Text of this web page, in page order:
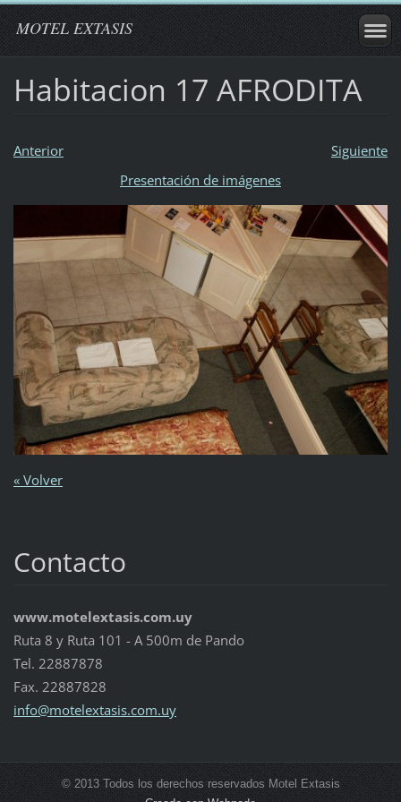
MOTEL EXTASIS
Habitacion 17 AFRODITA
Anterior
Siguiente
Presentación de imágenes
« Volver
Contacto
www.motelextasis.com.uy
Ruta 8 y Ruta 101 - A 500m de Pando
Tel. 22887878
Fax. 22887828
info@motelextasis.com.uy
© 2013 Todos los derechos reservados Motel Extasis